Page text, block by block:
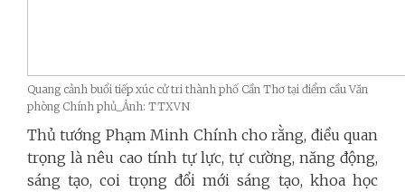
Quang cảnh buổi tiếp xúc cử tri thành phố Cần Thơ tại điểm cầu Văn
phòng Chính phủ_Ảnh: TTXVN
Thủ tướng Phạm Minh Chính cho rằng, điều quan
trọng là nêu cao tính tự lực, tự cường, năng động,
sáng tạo, coi trọng đổi mới sáng tạo, khoa học